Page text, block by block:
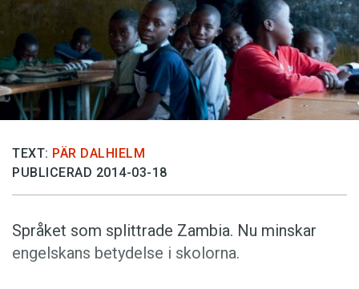
Språkfrågor
Skrivtips
Bokrecensioner
Kviss
Anmäl till språkpolisen
Prenumerera
TEXT: PÄR DALHIELM
PUBLICERAD 2014-03-18
Språket som splittrade Zambia. Nu minskar
engelskans betydelse i skolorna.